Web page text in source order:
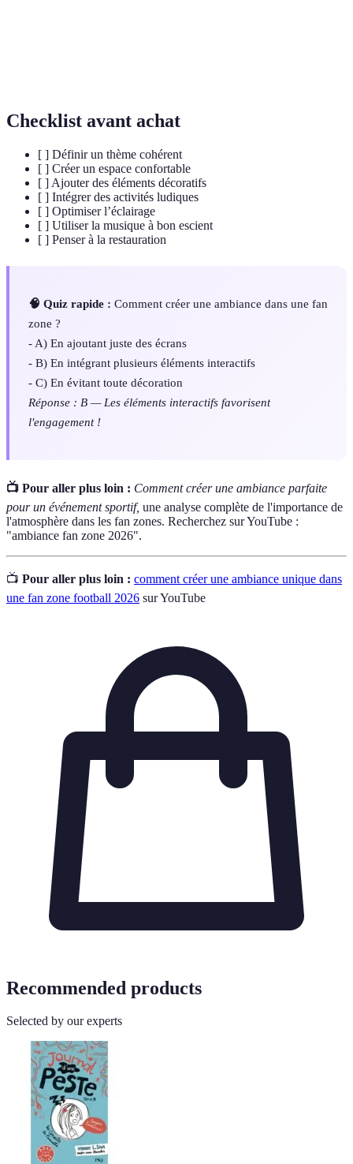
Checklist avant achat
[ ] Définir un thème cohérent
[ ] Créer un espace confortable
[ ] Ajouter des éléments décoratifs
[ ] Intégrer des activités ludiques
[ ] Optimiser l’éclairage
[ ] Utiliser la musique à bon escient
[ ] Penser à la restauration
🧠 Quiz rapide : Comment créer une ambiance dans une fan
zone ?
- A) En ajoutant juste des écrans
- B) En intégrant plusieurs éléments interactifs
- C) En évitant toute décoration
Réponse : B — Les éléments interactifs favorisent
l'engagement !
📺 Pour aller plus loin : Comment créer une ambiance parfaite
pour un événement sportif, une analyse complète de l'importance de
l'atmosphère dans les fan zones. Recherchez sur YouTube :
"ambiance fan zone 2026".
📺 Pour aller plus loin : comment créer une ambiance unique dans
une fan zone football 2026 sur YouTube
Recommended products
Selected by our experts